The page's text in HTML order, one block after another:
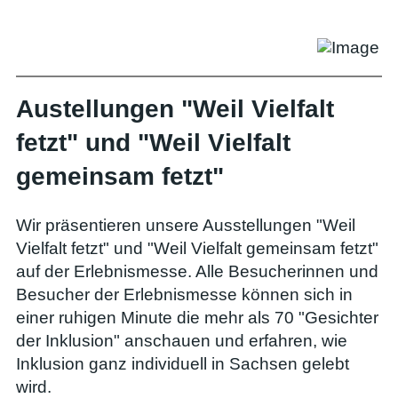
Austellungen "Weil Vielfalt
fetzt" und "Weil Vielfalt
gemeinsam fetzt"
Wir präsentieren unsere Ausstellungen "Weil
Vielfalt fetzt" und "Weil Vielfalt gemeinsam fetzt"
auf der Erlebnismesse. Alle Besucherinnen und
Besucher der Erlebnismesse können sich in
einer ruhigen Minute die mehr als 70 "Gesichter
der Inklusion" anschauen und erfahren, wie
Inklusion ganz individuell in Sachsen gelebt
wird.